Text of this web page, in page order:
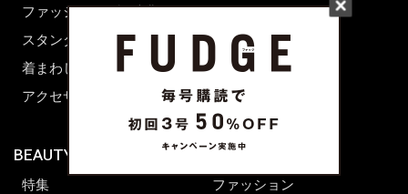
ファッション用語辞典
スタンダード
着まわし7days
アクセサリー
BEAUTY & HAIR
特集
FUDGENA
ファッション